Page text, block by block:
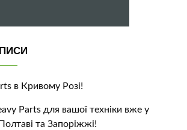
в Кривому Розі!
Parts для вашої техніки вже у
та Запоріжжі!